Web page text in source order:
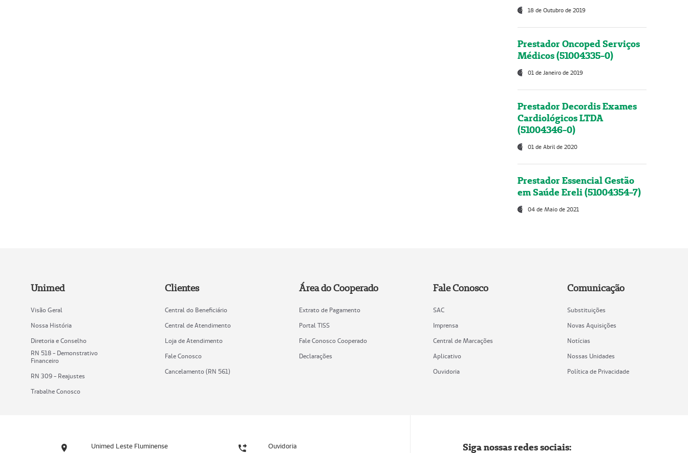
18 de Outubro de 2019
Prestador Oncoped Serviços
Médicos (51004335-0)
01 de Janeiro de 2019
Prestador Decordis Exames
Cardiológicos LTDA
(51004346-0)
01 de Abril de 2020
Prestador Essencial Gestão
em Saúde Ereli (51004354-7)
04 de Maio de 2021
Unimed
Visão Geral
Nossa História
Diretoria e Conselho
RN 518 - Demonstrativo
Financeiro
RN 309 - Reajustes
Trabalhe Conosco
Clientes
Central do Beneficiário
Central de Atendimento
Loja de Atendimento
Fale Conosco
Cancelamento (RN 561)
Área do Cooperado
Extrato de Pagamento
Portal TISS
Fale Conosco Cooperado
Declarações
Fale Conosco
SAC
Imprensa
Central de Marcações
Aplicativo
Ouvidoria
Comunicação
Substituições
Novas Aquisições
Notícias
Nossas Unidades
Política de Privacidade
Unimed Leste Fluminense Ouvidoria Siga nossas redes sociais: